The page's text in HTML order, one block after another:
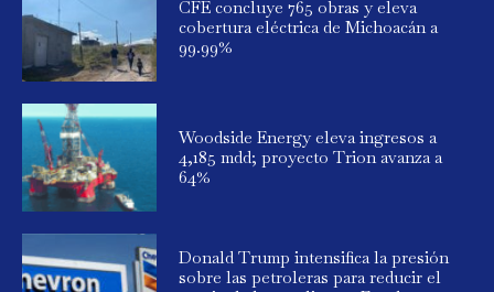
CFE concluye 765 obras y eleva
cobertura eléctrica de Michoacán a
99.99%
Woodside Energy eleva ingresos a
4,185 mdd; proyecto Trion avanza a
64%
Donald Trump intensifica la presión
sobre las petroleras para reducir el